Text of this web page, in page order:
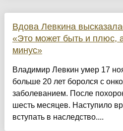
Вдова Левкина
«Это может быть и плюс,
минус»
Владимир Левкин умер 17
больше 20 лет боролся с
заболеванием. После
шесть месяцев. Наступило
вступать в наследство....